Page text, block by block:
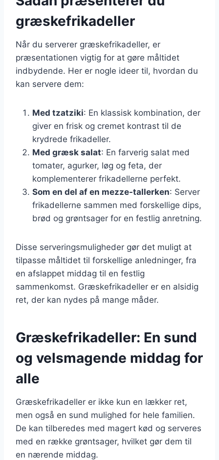
græskefrikadeller
Når du serverer græskefrikadeller, er
præsentationen vigtig for at gøre måltidet
indbydende. Her er nogle ideer til, hvordan du
kan servere dem:
Med tzatziki: En klassisk kombination, der
giver en frisk og cremet kontrast til de
krydrede frikadeller.
Med græsk salat: En farverig salat med
tomater, agurker, løg og feta, der
komplementerer frikadellerne perfekt.
Som en del af en mezze-tallerken: Server
frikadellerne sammen med forskellige dips,
brød og grøntsager for en festlig anretning.
Disse serveringsmuligheder gør det muligt at
tilpasse måltidet til forskellige anledninger, fra
en afslappet middag til en festlig
sammenkomst. Græskefrikadeller er en alsidig
ret, der kan nydes på mange måder.
Græskefrikadeller: En sund
og velsmagende middag for
alle
Græskefrikadeller er ikke kun en lækker ret,
men også en sund mulighed for hele familien.
De kan tilberedes med magert kød og serveres
med en række grøntsager, hvilket gør dem til
en nærende middag.